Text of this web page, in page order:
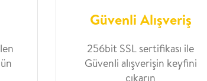
Güvenli Alışveriş
256bit SSL sertifikası ile
Güvenli alışverişin keyfini
çıkarın